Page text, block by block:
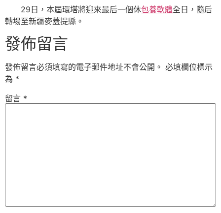
29日，本屆環塔將迎來最后一個休包養軟體全日，隨后
轉場至新疆麥蓋提縣。
發佈留言
發佈留言必須填寫的電子郵件地址不會公開。 必填欄位標示
為 *
留言 *